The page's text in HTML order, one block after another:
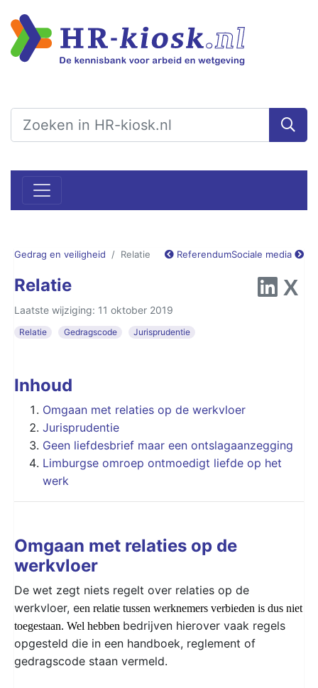
Gedrag en veiligheid Relatie ReferendumSociale media
Relatie
Laatste wijziging: 11 oktober 2019
Relatie Gedragscode Jurisprudentie
Inhoud
Omgaan met relaties op de werkvloer
Jurisprudentie
Geen liefdesbrief maar een ontslagaanzegging
Limburgse omroep ontmoedigt liefde op het
werk
Omgaan met relaties op de
werkvloer
De wet zegt niets regelt over relaties op de
werkvloer, een relatie tussen werknemers verbieden is dus niet
toegestaan. Wel hebben bedrijven hierover vaak regels
opgesteld die in een handboek, reglement of
gedragscode staan vermeld.